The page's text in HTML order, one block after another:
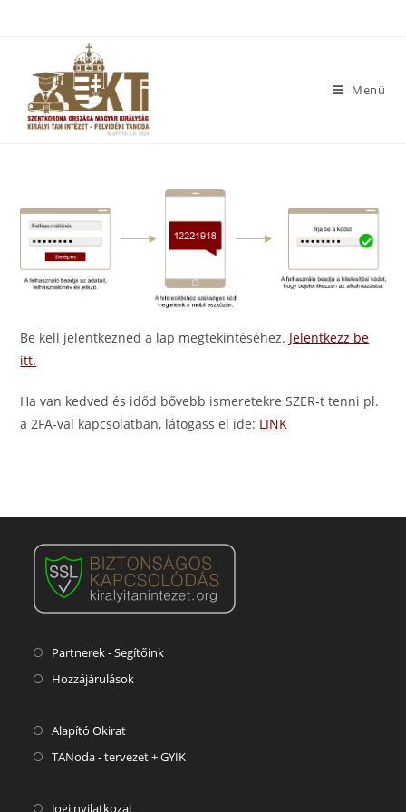
Menü
Be kell jelentkezned a lap megtekintéséhez. Jelentkezz be
itt.
Ha van kedved és időd bővebb ismeretekre SZER-t tenni pl.
a 2FA-val kapcsolatban, látogass el ide: LINK
Partnerek - Segítőink
Hozzájárulások
Alapító Okirat
TANoda - tervezet + GYIK
Jogi nyilatkozat